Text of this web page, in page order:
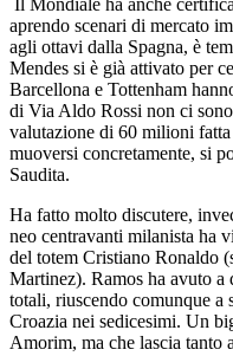
aprendo scenari di mercato
agli ottavi dalla Spagna, è
Mendes si è già attivato per
Barcellona e Tottenham
di Via Aldo Rossi non ci
valutazione di 60 milioni
muoversi concretamente, si
Saudita.
Ha fatto molto discutere,
neo centravanti milanista ha
del totem Cristiano Ronaldo
Martinez). Ramos ha avuto
totali, riuscendo comunque a
Croazia nei sedicesimi. Un
Amorim, ma che lascia tanto